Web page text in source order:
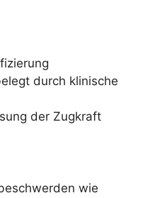
durch klinische
der Zugkraft
wie